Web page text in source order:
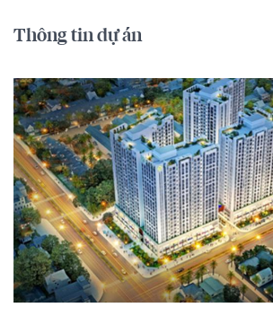
Thông tin dự án